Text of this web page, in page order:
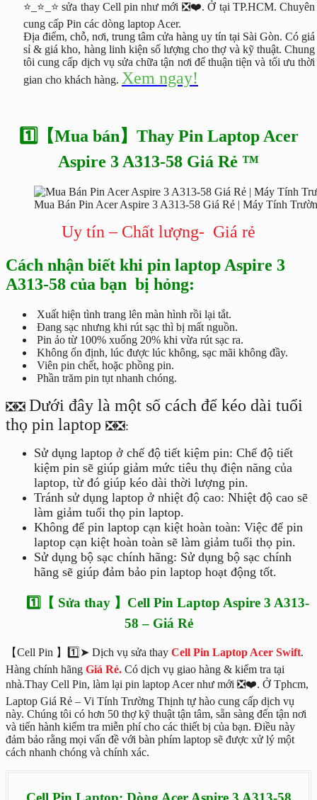
⭐_⭐_⭐ sửa thay Cell pin như mới ❎❤️. Ở tại TP.HCM. Chuyên
cung cấp Pin các dòng laptop Acer.
Địa điểm, chỗ, nơi, trung tâm cửa hàng uy tín tại Sài Gòn. Có giá
sỉ & giá kho, hàng linh kiện số lượng cho thợ và kỹ thuật. Chung
tôi cung cấp dịch vụ sửa chữa tận nơi để thuận tiện và tối ưu thời
gian cho khách hàng. Xem ngay!
1️⃣【Mua bán】Thay Pin Laptop Acer
Aspire 3 A313-58 Giá Rẻ ™
Mua Bán Pin Acer Aspire 3 A313-58 Giá Rẻ | Máy Tính
Uy tín – Chất lượng- Giá rẻ
Cách nhận biết khi pin laptop Aspire 3
A313-58 của bạn bị hỏng:
Xuất hiện tình trang lên màn hình rồi lại tắt.
Đang sạc nhưng khi rút sạc thì bị mất nguồn.
Pin ảo từ 100% xuống 20% khi vừa rút sạc ra.
Không ổn định, lúc được lúc không, sạc mãi không đầy.
Viên pin chết, hoặc phồng pin.
Phần trăm pin tụt nhanh chóng.
❎❎ Dưới đây là một số cách để kéo dài tuổi
thọ pin laptop ❎❎:
Sử dụng laptop ở chế độ tiết kiệm pin: Chế độ tiết
kiệm pin sẽ giúp giảm mức tiêu thụ điện năng của
laptop, từ đó giúp kéo dài thời lượng pin.
Tránh sử dụng laptop ở nhiệt độ cao: Nhiệt độ cao sẽ
làm giảm tuổi thọ pin laptop.
Không để pin laptop cạn kiệt hoàn toàn: Việc để pin
laptop cạn kiệt hoàn toàn sẽ làm giảm tuổi thọ pin.
Sử dụng bộ sạc chính hãng: Sử dụng bộ sạc chính
hãng sẽ giúp đảm bảo pin laptop hoạt động tốt.
1️⃣【 Sửa thay 】Cell Pin Laptop Aspire 3 A313-
58 – Giá Rẻ
【Cell Pin 】1️⃣➤ Dịch vụ sửa thay Cell Pin Laptop Acer Swift.
Hàng chính hãng Giá Rẻ. Có dịch vụ giao hàng & kiểm tra tại
nhà.Thay Cell Pin, làm lại pin laptop Acer như mới ❎❤️. Ở Tphcm,
Laptop Giá Rẻ – Vi Tính Trường Thịnh tự hào cung cấp dịch vụ
này. Chúng tôi có hơn 50 thợ kỹ thuật tận tâm, sẵn sàng đến tận nơi
và tiến hành kiểm tra miễn phí cho các thiết bị của bạn. Điều này
đảm bảo rằng mọi vấn đề với bàn phím laptop sẽ được xử lý một
cách nhanh chóng và chính xác.